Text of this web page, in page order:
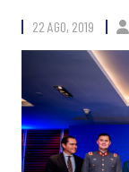
22 AGO, 2019